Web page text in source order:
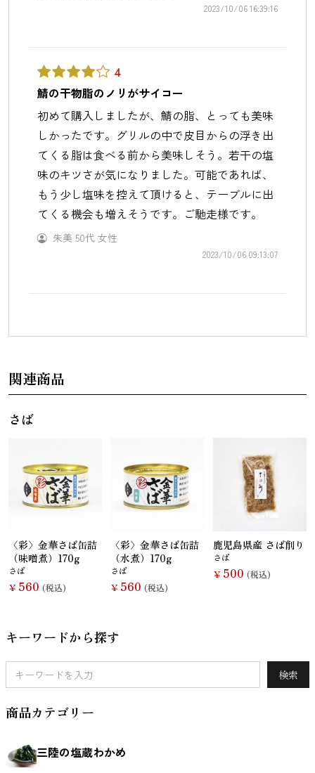
キーワードから探す
検索
商品カテゴリー
三陸の塩蔵わかめ
2023/10/06 16:39:16
4
鯖の干物脂のノリがサイコー
初めて購入しましたが、鯖の脂、とっても美味
しかったです。グリルの中で皮目からの浮き出
てくる脂は食べる前から美味しそう。若干の塩
味のキツさが気になりました。可能であれば、
もう少し塩味を控えて頂けると、テーブルに出
てくる機会も増えそうです。ご馳走様です。
朱美 50代 女性
2023/10/06 09:13:07
関連商品
さば
〈彩〉金華さば缶詰
（味噌煮）170g
さば
￥ 560 (税込)
〈彩〉金華さば缶詰
（水煮）170g
さば
￥ 560 (税込)
鹿児島県産 さば削り
さば
￥ 500 (税込)